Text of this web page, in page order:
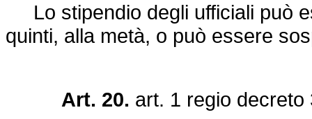
Lo stipendio degli ufficiali può
quinti, alla metà, o può essere
Art. 20. art. 1 regio decreto